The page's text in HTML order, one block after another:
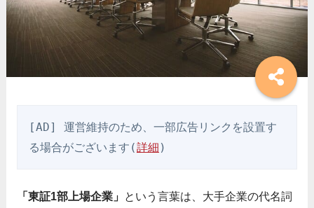
[AD] 運営維持のため、一部広告リンクを設置す
る場合がございます(詳細 )
「東証1部上場企業」 という言葉は、大手企業の代名詞